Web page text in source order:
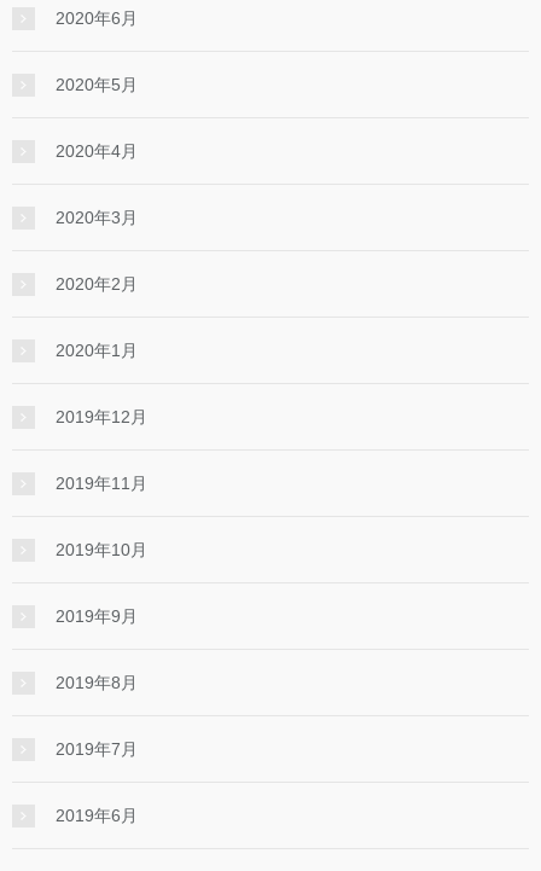
2020年6月
2020年5月
2020年4月
2020年3月
2020年2月
2020年1月
2019年12月
2019年11月
2019年10月
2019年9月
2019年8月
2019年7月
2019年6月